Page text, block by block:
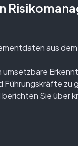
aus
umsetzbare
Führungskräfte zu
Sie über